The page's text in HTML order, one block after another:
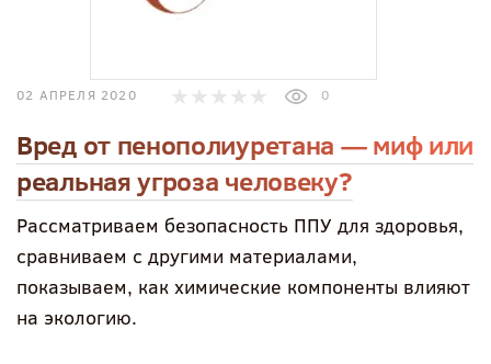
02 АПРЕЛЯ 2020 0
Вред от пенополиуретана — миф или
реальная угроза человеку?
Рассматриваем безопасность ППУ для здоровья,
сравниваем с другими материалами,
показываем, как химические компоненты влияют
на экологию.